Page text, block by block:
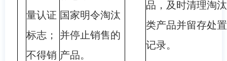
量认证
标志；
不得销
国家明令淘汰
并停止销售的
产品。
品，及时清理淘汰
类产品并留存处置
记录。